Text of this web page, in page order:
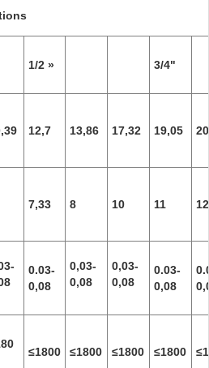
1/2 » 3/4"
12,7 13,86 17,32 19,05
7,33 8 10 11 12
0.03-
0,08
0,03-
0,08
0,03-
0,08
0.03-
0,08
≤1800 ≤1800 ≤1800 ≤1800